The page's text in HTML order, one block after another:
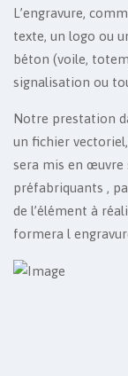
L’engravure,
texte, un logo ou
béton (voile,
signalisation ou
Notre prestation
un fichier
sera mis en œuvre
préfabriquants ,
de l’élément à
formera l